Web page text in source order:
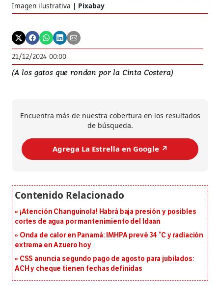
Imagen ilustrativa Pixabay
21/12/2024 00:00
(A los gatos que rondan por la Cinta Costera)
Encuentra más de nuestra cobertura en los resultados
de búsqueda.
Agrega La Estrella en Google ↗️
¡Atención Changuinola! Habrá baja presión y posibles
cortes de agua por mantenimiento del Idaan
Onda de calor en Panamá: IMHPA prevé 34 °C y radiación
extrema en Azuero hoy
CSS anuncia segundo pago de agosto para jubilados:
ACH y cheque tienen fechas definidas